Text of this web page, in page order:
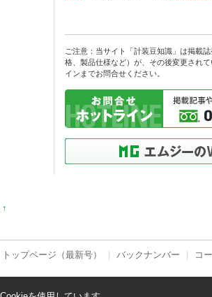
ご注意：当サイト「計装豆知識」は掲載
格、製品仕様など）が、その後変更され
インまでお問合せください。
トップページ（最新号） バックナンバー コ